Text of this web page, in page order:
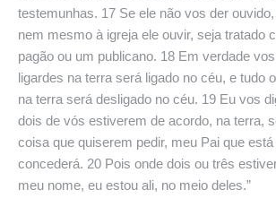
testemunhas. 17 Se ele não vos der
nem mesmo à igreja ele ouvir, seja tratado
pagão ou um publicano. 18 Em verdade
ligardes na terra será ligado no céu, e tudo
na terra será desligado no céu. 19 Eu vos
dois de vós estiverem de acordo, na terra,
coisa que quiserem pedir, meu Pai que
concederá. 20 Pois onde dois ou três
meu nome, eu estou ali, no meio deles.”